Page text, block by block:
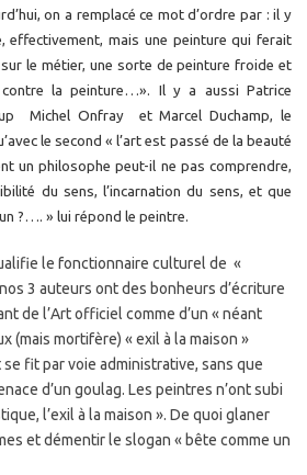
on a remplacé ce mot d’ordre par : il y
effectivement, mais une peinture qui ferait
sur le métier, une sorte de peinture froide et
la peinture…». Il y a aussi Patrice
Michel Onfray et Marcel Duchamp, le
le second « l’art est passé de la beauté
un philosophe peut-il ne pas comprendre,
du sens, l’incarnation du sens, et que
?…. » lui répond le peintre.
le fonctionnaire culturel de «
3 auteurs ont des bonheurs d’écriture
de l’Art officiel comme d’un « néant
(mais mortifère) « exil à la maison »
fit par voie administrative, sans que
d’un goulag. Les peintres n’ont subi
l’exil à la maison ». De quoi glaner
et démentir le slogan « bête comme un